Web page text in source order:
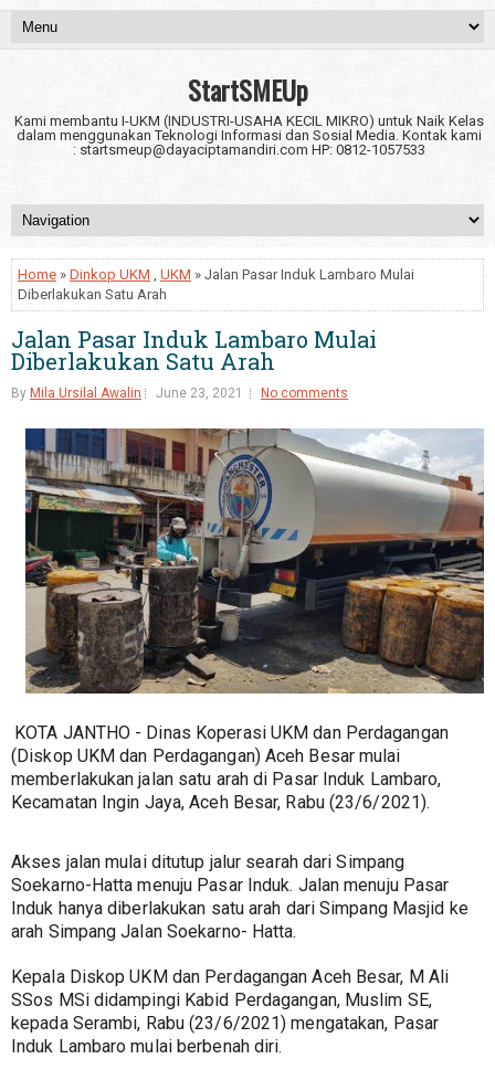
StartSMEUp
Kami membantu I-UKM (INDUSTRI-USAHA KECIL MIKRO) untuk Naik Kelas
dalam menggunakan Teknologi Informasi dan Sosial Media. Kontak kami
: startsmeup@dayaciptamandiri.com HP: 0812-1057533
Home » Dinkop UKM , UKM » Jalan Pasar Induk Lambaro Mulai
Diberlakukan Satu Arah
Jalan Pasar Induk Lambaro Mulai
Diberlakukan Satu Arah
By Mila Ursilal Awalin June 23, 2021 No comments
KOTA JANTHO - Dinas Koperasi UKM dan Perdagangan
(Diskop UKM dan Perdagangan) Aceh Besar mulai
memberlakukan jalan satu arah di Pasar Induk Lambaro,
Kecamatan Ingin Jaya, Aceh Besar, Rabu (23/6/2021).
Akses jalan mulai ditutup jalur searah dari Simpang
Soekarno-Hatta menuju Pasar Induk. Jalan menuju Pasar
Induk hanya diberlakukan satu arah dari Simpang Masjid ke
arah Simpang Jalan Soekarno- Hatta.
Kepala Diskop UKM dan Perdagangan Aceh Besar, M Ali
SSos MSi didampingi Kabid Perdagangan, Muslim SE,
kepada Serambi, Rabu (23/6/2021) mengatakan, Pasar
Induk Lambaro mulai berbenah diri.